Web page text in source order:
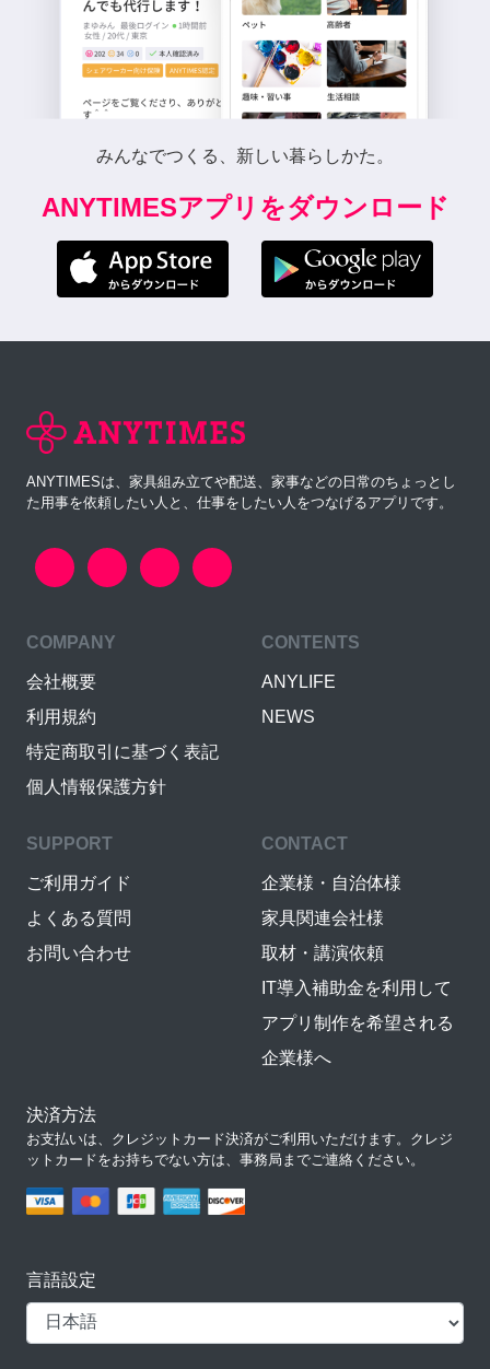
みんなでつくる、新しい暮らしかた。
ANYTIMESアプリをダウンロード
ANYTIMESは、家具組み立てや配送、家事などの日常のちょっとし
た用事を依頼したい人と、仕事をしたい人をつなげるアプリです。
COMPANY
会社概要
利用規約
特定商取引に基づく表記
個人情報保護方針
CONTENTS
ANYLIFE
NEWS
SUPPORT
ご利用ガイド
よくある質問
お問い合わせ
CONTACT
企業様・自治体様
家具関連会社様
取材・講演依頼
IT導入補助金を利用して
アプリ制作を希望される
企業様へ
決済方法
お支払いは、クレジットカード決済がご利用いただけます。クレジ
ットカードをお持ちでない方は、事務局までご連絡ください。
言語設定